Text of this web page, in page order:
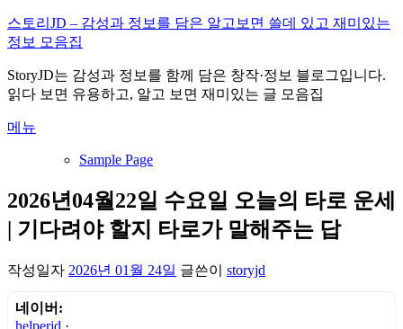
내
용
로
바
가
스토리JD – 감성과 정보를 담은 알고보면 쓸데 있고 재미있는
정보 모음집
StoryJD는 감성과 정보를 함께 담은 창작·정보 블로그입니다.
읽다 보면 유용하고, 알고 보면 재미있는 글 모음집
메뉴
Sample Page
2026년04월22일 수요일 오늘의 타로 운세
| 기다려야 할지 타로가 말해주는 답
작성일자 2026년 01월 24일 글쓴이 storyjd
네이버:
helperjd ·